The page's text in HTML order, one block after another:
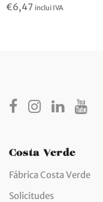
€6,47 inclui IVA
Costa Verde
Fábrica Costa Verde
Solicitudes